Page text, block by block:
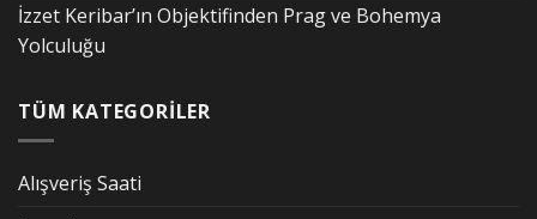
İzzet Keribar’ın Objektifinden Prag ve Bohemya
Yolculuğu
TÜM KATEGORİLER
Alışveriş Saati